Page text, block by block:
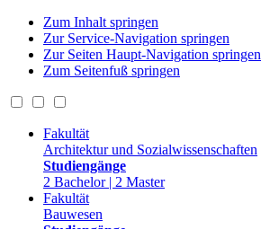
Zum Inhalt springen
Zur Service-Navigation springen
Zur Seiten Haupt-Navigation springen
Zum Seitenfuß springen
Fakultät
Architektur und Sozialwissenschaften
Studiengänge
2 Bachelor | 2 Master
Fakultät
Bauwesen